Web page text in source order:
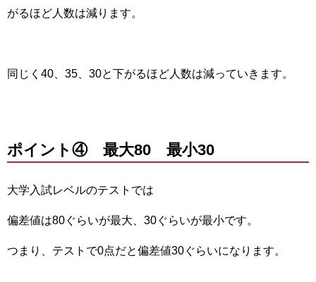
がるほど人数は減ります。
同じく40、35、30と下がるほど人数は減っていきます。
ポイント④ 最大80 最小30
大学入試レベルのテストでは
偏差値は80ぐらいが最大、30ぐらいが最小です。
つまり、テストで0点だと偏差値30ぐらいになります。